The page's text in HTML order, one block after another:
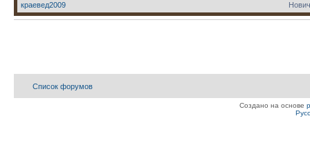
краевед2009
Список форумов
Создано на основе